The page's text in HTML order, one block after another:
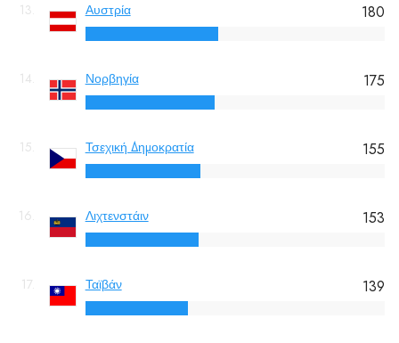
13. Αυστρία 180
14. Νορβηγία 175
15. Τσεχική Δημοκρατία 155
16. Λιχτενστάιν 153
17. Ταϊβάν 139